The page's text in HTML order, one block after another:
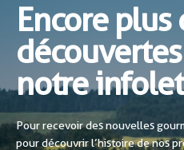
Encore plus
notre
Pour recevoir des nouvelles
pour découvrir l’histoire de nos